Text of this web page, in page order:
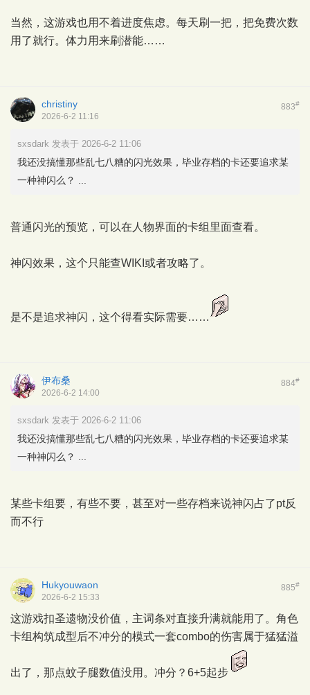
当然，这游戏也用不着进度焦虑。每天刷一把，把免费次数
用了就行。体力用来刷潜能……
883#
christiny
2026-6-2 11:16
sxsdark 发表于 2026-6-2 11:06
我还没搞懂那些乱七八糟的闪光效果，毕业存档的卡还要追求某
一种神闪么？ ...
普通闪光的预览，可以在人物界面的卡组里面查看。
神闪效果，这个只能查WIKI或者攻略了。
是不是追求神闪，这个得看实际需要……
884#
伊布桑
2026-6-2 14:00
sxsdark 发表于 2026-6-2 11:06
我还没搞懂那些乱七八糟的闪光效果，毕业存档的卡还要追求某
一种神闪么？ ...
某些卡组要，有些不要，甚至对一些存档来说神闪占了pt反
而不行
885#
Hukyouwaon
2026-6-2 15:33
这游戏扣圣遗物没价值，主词条对直接升满就能用了。角色
卡组构筑成型后不冲分的模式一套combo的伤害属于猛猛溢
出了，那点蚊子腿数值没用。冲分？6+5起步